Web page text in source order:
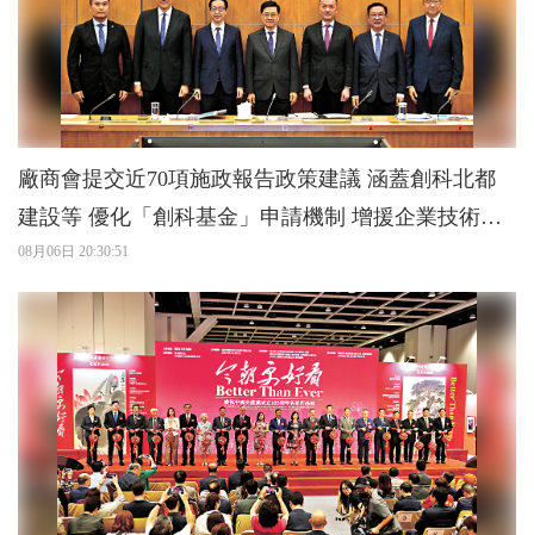
廠商會提交近70項施政報告政策建議 涵蓋創科北都
建設等 優化「創科基金」申請機制 增援企業技術應
用
08月06日 20:30:51